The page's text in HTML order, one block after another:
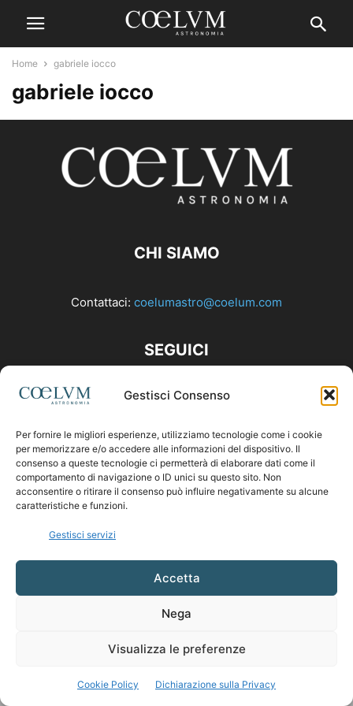
Gestisci Consenso
Per fornire le migliori esperienze, utilizziamo tecnologie come i cookie
per memorizzare e/o accedere alle informazioni del dispositivo. Il
consenso a queste tecnologie ci permetterà di elaborare dati come il
comportamento di navigazione o ID unici su questo sito. Non
acconsentire o ritirare il consenso può influire negativamente su alcune
caratteristiche e funzioni.
Gestisci servizi
Accetta
Nega
Visualizza le preferenze
Cookie Policy Dichiarazione sulla Privacy
Home gabriele iocco
gabriele iocco
CHI SIAMO
Contattaci: coelumastro@coelum.com
SEGUICI